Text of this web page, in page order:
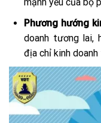
Phương hướng
doanh tương lai,
địa chỉ kinh